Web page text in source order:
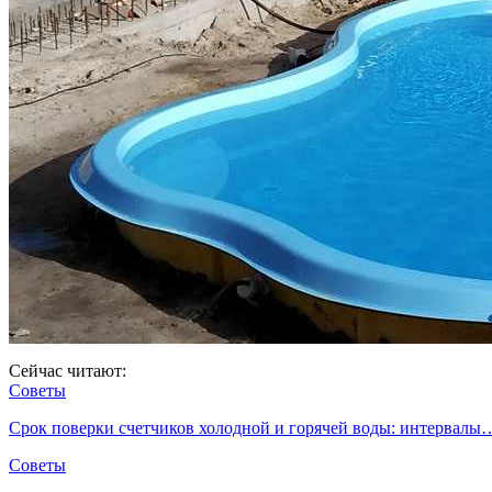
Сейчас читают:
Советы
Срок поверки счетчиков холодной и горячей воды:
Советы